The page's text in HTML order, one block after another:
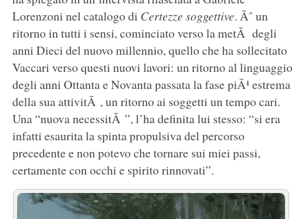
Lorenzoni nel catalogo di Certezze soggettive. Ãˆ un
ritorno in tutti i sensi, cominciato verso la metÃ degli
anni Dieci del nuovo millennio, quello che ha sollecitato
Vaccari verso questi nuovi lavori: un ritorno al linguaggio
degli anni Ottanta e Novanta passata la fase piÃ¹ estrema
della sua attivitÃ , un ritorno ai soggetti un tempo cari.
Una “nuova necessitÃ ”, l’ha definita lui stesso: “si era
infatti esaurita la spinta propulsiva del percorso
precedente e non potevo che tornare sui miei passi,
certamente con occhi e spirito rinnovati”.